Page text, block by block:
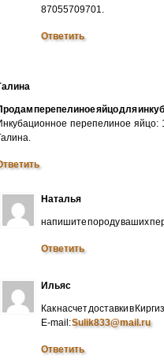
87055709701.
Ответить
перепелиное яйцо для
перепелиное
Наталья
напишите породу ваших
Ответить
Ильяс
Как насчет доставки в
E-mail:Sulik833@mail.ru
Ответить